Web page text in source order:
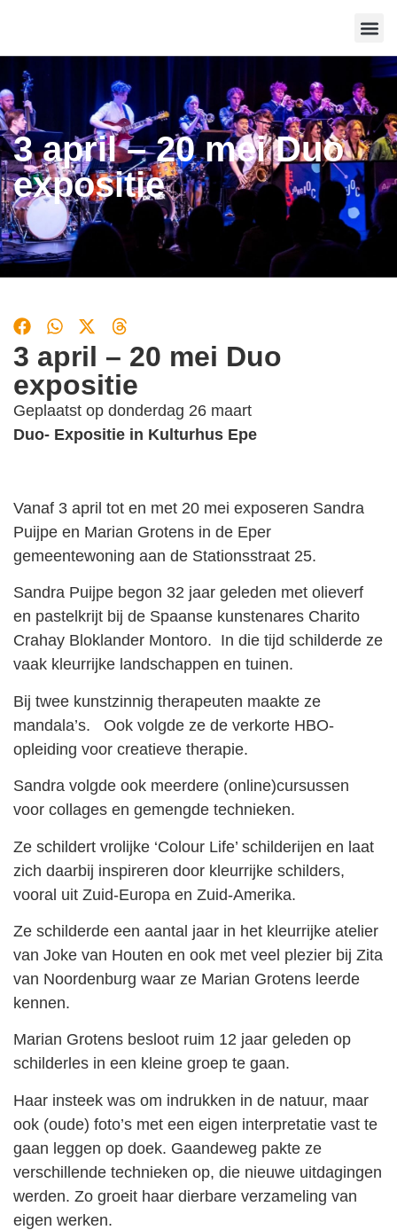
3 april – 20 mei Duo
expositie
3 april – 20 mei Duo
expositie
Geplaatst op donderdag 26 maart
Duo- Expositie in Kulturhus Epe
Vanaf 3 april tot en met 20 mei exposeren Sandra
Puijpe en Marian Grotens in de Eper
gemeentewoning aan de Stationsstraat 25.
Sandra Puijpe begon 32 jaar geleden met olieverf
en pastelkrijt bij de Spaanse kunstenares Charito
Crahay Bloklander Montoro. In die tijd schilderde ze
vaak kleurrijke landschappen en tuinen.
Bij twee kunstzinnig therapeuten maakte ze
mandala’s. Ook volgde ze de verkorte HBO-
opleiding voor creatieve therapie.
Sandra volgde ook meerdere (online)cursussen
voor collages en gemengde technieken.
Ze schildert vrolijke ‘Colour Life’ schilderijen en laat
zich daarbij inspireren door kleurrijke schilders,
vooral uit Zuid-Europa en Zuid-Amerika.
Ze schilderde een aantal jaar in het kleurrijke atelier
van Joke van Houten en ook met veel plezier bij Zita
van Noordenburg waar ze Marian Grotens leerde
kennen.
Marian Grotens besloot ruim 12 jaar geleden op
schilderles in een kleine groep te gaan.
Haar insteek was om indrukken in de natuur, maar
ook (oude) foto’s met een eigen interpretatie vast te
gaan leggen op doek. Gaandeweg pakte ze
verschillende technieken op, die nieuwe uitdagingen
werden. Zo groeit haar dierbare verzameling van
eigen werken.